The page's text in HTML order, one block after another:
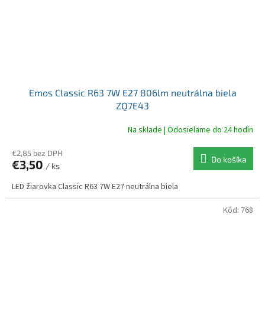
Emos Classic R63 7W E27 806lm neutrálna biela
ZQ7E43
Na sklade | Odosielame do 24 hodín
€2,85 bez DPH
€3,50 / ks
Do košíka
LED žiarovka Classic R63 7W E27 neutrálna biela
Kód: 768